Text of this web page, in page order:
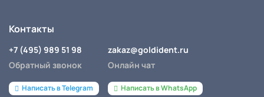
Контакты
+7 (495) 989 51 98
Обратный звонок
Написать в Telegram
zakaz@goldident.ru
Онлайн чат
Написать в WhatsApp